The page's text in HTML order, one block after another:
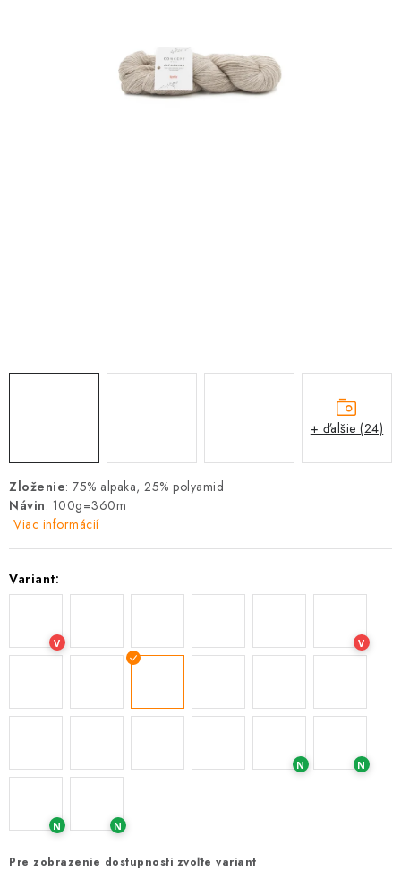
Zloženie: 75% alpaka, 25% polyamid
Návin: 100g=360m
Viac informácií
Variant:
V V
N N
N N
Pre zobrazenie dostupnosti zvoľte variant
+ ďalšie (24)